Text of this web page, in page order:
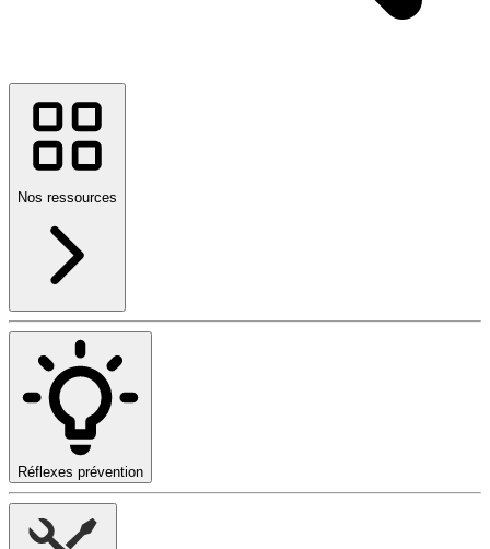
Nos ressources
Réflexes prévention